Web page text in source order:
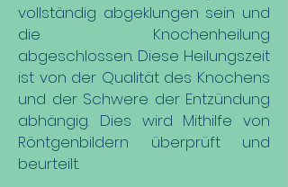
vollständig abgeklungen sein und
die Knochenheilung
abgeschlossen. Diese Heilungszeit
ist von der Qualität des Knochens
und der Schwere der Entzündung
abhängig. Dies wird Mithilfe von
Röntgenbildern überprüft und
beurteilt.